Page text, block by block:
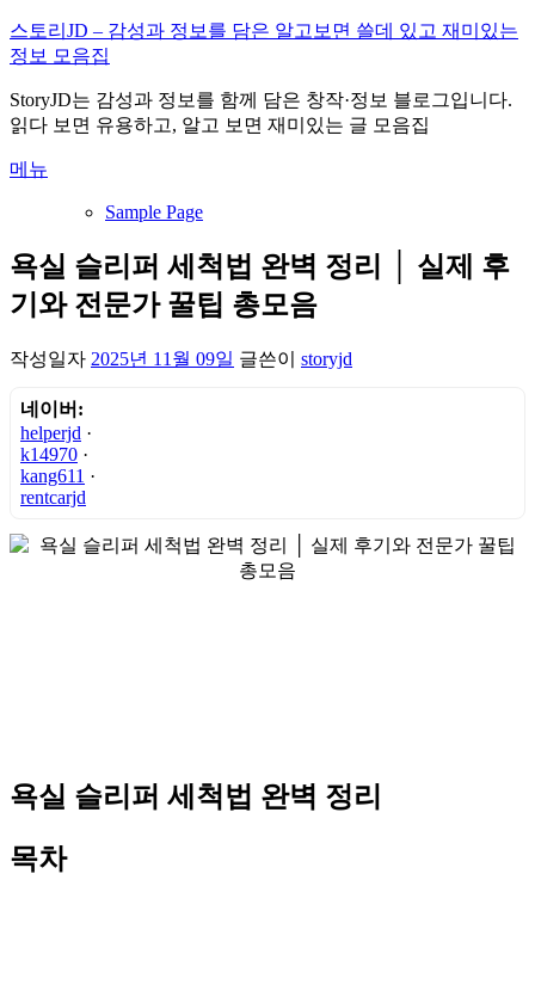
내
용
로
바
가
스토리JD – 감성과 정보를 담은 알고보면 쓸데 있고 재미있는
정보 모음집
StoryJD는 감성과 정보를 함께 담은 창작·정보 블로그입니다.
읽다 보면 유용하고, 알고 보면 재미있는 글 모음집
메뉴
Sample Page
욕실 슬리퍼 세척법 완벽 정리 │ 실제 후
기와 전문가 꿀팁 총모음
작성일자 2025년 11월 09일 글쓴이 storyjd
네이버:
helperjd ·
k14970 ·
kang611 ·
rentcarjd
욕실 슬리퍼 세척법 완벽 정리
목차